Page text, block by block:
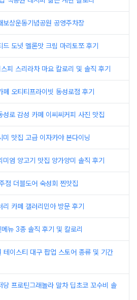
보상운동기념공원 공영주차장
드 도넛 멜론맛 크림 마리토쪼 후기
피 스리라차 마요 칼로리 및 솔직 후기
페 오티티프라이빗 동성로점 후기
성로 감성 카페 이씨씨커피 사진 맛집
미 맛집 고급 이자카야 본다이닝
미엄 양고기 맛집 양가양미 솔직 후기
점 더블도어 숙성회 찐맛집
리 카페 갤러리민아 방문 후기
뉴 3종 솔직 후기 및 칼로리
테이스티 대구 팝업 스토어 종류 및 기간
당 프로틴그래놀라 말차 딥초코 꼬수비 솔